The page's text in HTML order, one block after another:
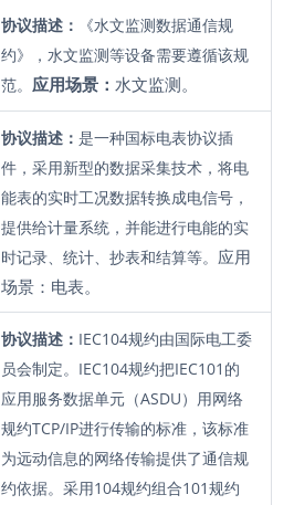
协议描述：
《水文监测数据通信规
约》，水文监测等设备需要遵循该规
范。应用场景：水文监测。
协议描述：是一种国标电表协议插
件，采用新型的数据采集技术，将电
能表的实时工况数据转换成电信号，
提供给计量系统，并能进行电能的实
时记录、统计、抄表和结算等。 应用
场景：电表。
协议描述： IEC104规约由国际电工委
员会制定。IEC104规约把IEC101的
应用服务数据单元（ASDU）用网络
规约TCP/IP进行传输的标准，该标准
为远动信息的网络传输提供了通信规
约依据。采用104规约组合101规约